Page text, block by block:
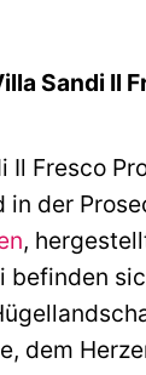
Sandi Il
Il Fresco
in der
,
befinden
dem